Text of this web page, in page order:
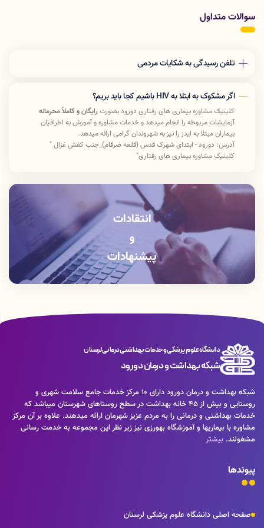
سوالات متداول
تلفن رسیدگی به شکایات مردمی
اگر مشکوک به ابتلا به HIV باشیم کجا باید بریم؟
کلینیک مشاوره بیماری های رفتاری دورود بصورت رایگان و کاملاً محرمانه
آزمایشات مربوطه را انجام میدهد وخدمات مشاوره و آموزش به اطرافیان
بیماران مبتلا به ایدز را نیز به شهروندان گرامی ارائه میدهد.
آدرس: دورود - ابتدای شهرک قدس (قلعه ضرقام)_جنب کفش غزال "
کلینیک مشاوره بیماری های رفتاری"
12:30 ظهر
انتقادات
و
پیشنهادات
دانشگاه علوم پزشکی و خدمات بهداشتی درمانی لرستان
شبکه بهداشت و درمان دورود
شبکه بهداشت و درمان دورود دارای 10 مرکز خدمات جامع سلامت شهری و
روستایی و بیش از 45 خانه بهداشت در سطح روستاهای شهرستان میباشد که
خدمات بهداشتی و درمانی را به مردم عزیز شهرمان ارائه میدهند. علاوه بر آن مرکز
مشاوره با بیماریها و آموزشگاه بهورزی نیز زیر نظر این مجموعه به خدمت رسانی
مشغولند. بیشتر
پیوندها
صفحه اصلی دانشگاه علوم پزشکی لرستان